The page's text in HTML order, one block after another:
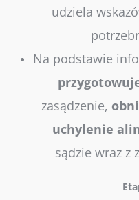
udziela
Na podstawie
zasądzenie,
uchylenie
sądzie wraz z